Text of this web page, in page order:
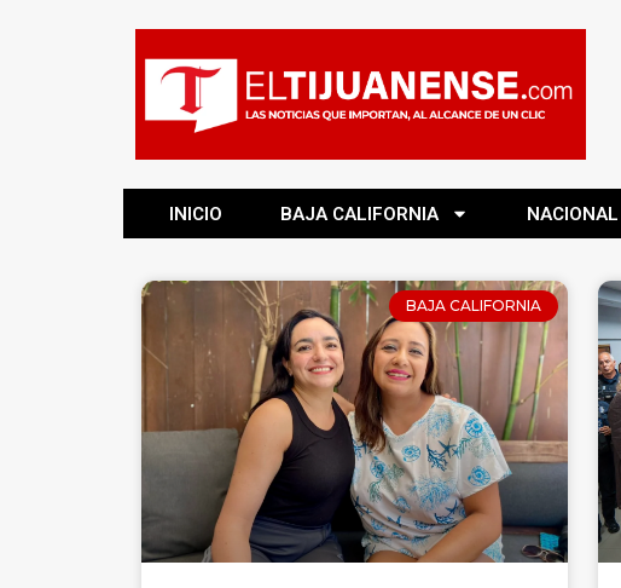
INICIO BAJA CALIFORNIA NACIONAL
BAJA CALIFORNIA